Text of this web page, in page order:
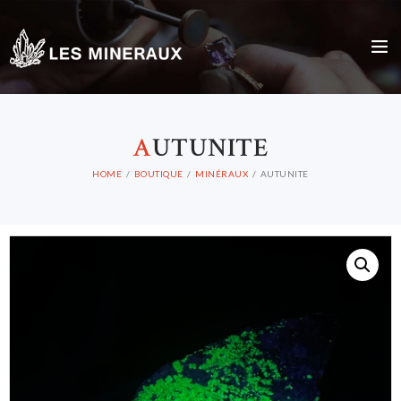
AUTUNITE
HOME BOUTIQUE MINÉRAUX AUTUNITE